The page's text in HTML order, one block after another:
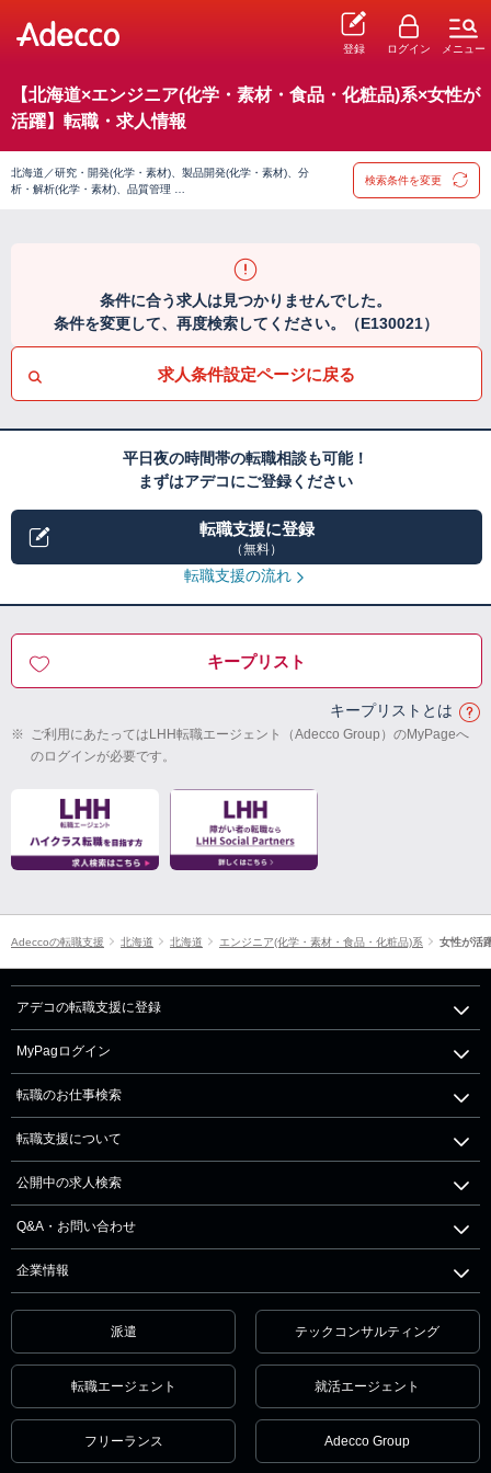
登録 ログイン メニュー
【北海道×エンジニア(化学・素材・食品・化粧品)系×女性が
活躍】転職・求人情報
北海道／研究・開発(化学・素材)、製品開発(化学・素材)、分
析・解析(化学・素材)、品質管理 …
検索条件を変更
条件に合う求人は見つかりませんでした。
条件を変更して、再度検索してください。（E130021）
求人条件設定ページに戻る
平日夜の時間帯の転職相談も可能！
まずはアデコにご登録ください
転職支援に登録
（無料）
転職支援の流れ
キープリスト
キープリストとは
※ ご利用にあたってはLHH転職エージェント（Adecco Group）のMyPageへ
のログインが必要です。
Adeccoの転職支援 北海道 北海道 エンジニア(化学・素材・食品・化粧品)系 女性が活
アデコの転職支援に登録
MyPagログイン
転職のお仕事検索
転職支援について
公開中の求人検索
Q&A・お問い合わせ
企業情報
派遣 テックコンサルティング
転職エージェント 就活エージェント
フリーランス Adecco Group